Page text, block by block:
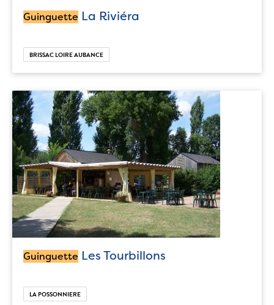
Guinguette La Riviéra
BRISSAC LOIRE AUBANCE
Guinguette Les Tourbillons
LA POSSONNIERE